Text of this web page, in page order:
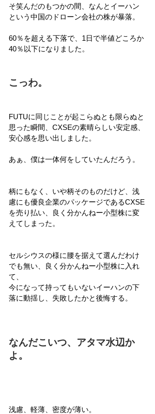
そ笑んだのもつかの間、なんとイーハン
という中国のドローン会社の株が暴落。
60％を超える下落で、1日で半値どころか
40％以下になりました。
こっわ。
FUTUに同じことが起こらぬとも限らぬと
思った瞬間、CXSEの素晴らしい安定感、
安心感を思い出しました。
あぁ、僕は一体何をしていたんだろう。
柄にもなく、いや柄そのものだけど、浅
慮にも優良企業のパッケージであるCXSE
を売り払い、良く分かんねー小型株に変
えてしまった。
セルシウスの様に腰を据えて選んだわけ
でも無い、良く分かんねー小型株に入れ
て、
今になって持ってもいないイーハンの下
落に動揺し、失敗したかと後悔する。
なんだこいつ、アタマ水辺か
よ。
浅慮、軽薄、密度が薄い。